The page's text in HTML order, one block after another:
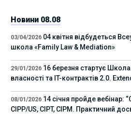
Новини 08.08
03/04/2026 04 квітня відбудеться
школа «Family Law & Mediation»
29/01/2026 16 березня стартує Школа
власності та IT-контрактів 2.0.
08/01/2026 14 січня пройде вебінар:
CIPP/US, CIPT, CIPM. Практичний